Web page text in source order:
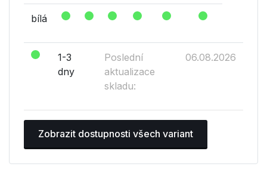
bílá
1-3
dny
Poslední
aktualizace
skladu:
06.08.2026
Zobrazit dostupnosti všech variant